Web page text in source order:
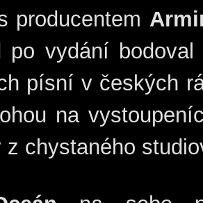
producentem
po vydání
písní v českých
na
z chystaného